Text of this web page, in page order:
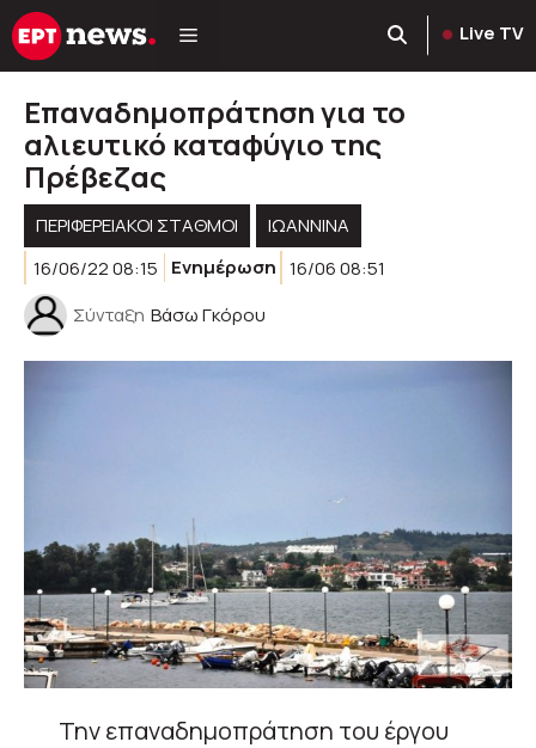
Μετάβαση
σε
Live TV
Επαναδημοπράτηση για το
αλιευτικό καταφύγιο της
Πρέβεζας
ΠΕΡΙΦΕΡΕΙΑΚΟΊ ΣΤΑΘΜΟΊ
ΙΩΑΝΝΙΝΑ
16/06/22 08:15
Ενημέρωση 16/06 08:51
Σύνταξη Βάσω Γκόρου
Την επαναδημοπράτηση του έργου